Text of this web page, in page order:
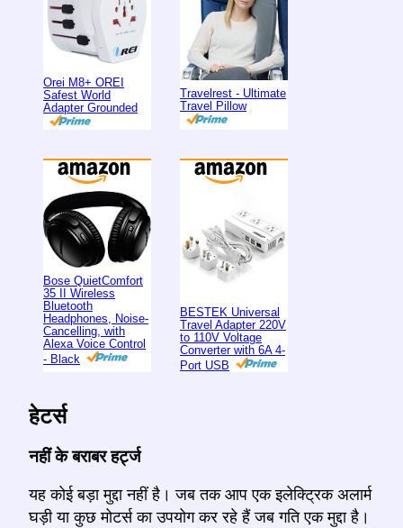
Orei M8+ OREI
Safest World
Adapter Grounded
Travelrest - Ultimate
Travel Pillow
Bose QuietComfort
35 II Wireless
Bluetooth
Headphones, Noise-
Cancelling, with
Alexa Voice Control
- Black
BESTEK Universal
Travel Adapter 220V
to 110V Voltage
Converter with 6A 4-
Port USB
हेटर्स
नहीं के बराबर हर्ट्ज
यह कोई बड़ा मुद्दा नहीं है। जब तक आप एक इलेक्ट्रिक अलार्म
घड़ी या कुछ मोटर्स का उपयोग कर रहे हैं जब गति एक मुद्दा है।